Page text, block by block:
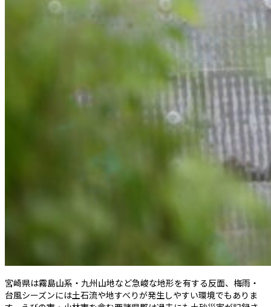
宮崎県は霧島山系・九州山地など急峻な地形を有する反面、梅雨・
台風シーズンには土石流や地すべりが発生しやすい環境でもありま